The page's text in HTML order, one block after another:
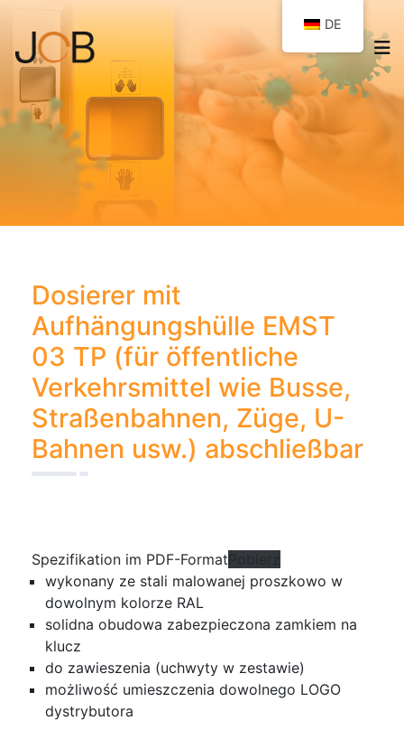
Dosierer mit
Aufhängungshülle EMST
03 TP (für öffentliche
Verkehrsmittel wie Busse,
Straßenbahnen, Züge, U-
Bahnen usw.) abschließbar
Spezifikation im PDF-Format
wykonany ze stali malowanej proszkowo w
dowolnym kolorze RAL
solidna obudowa zabezpieczona zamkiem na
klucz
do zawieszenia (uchwyty w zestawie)
możliwość umieszczenia dowolnego LOGO
dystrybutora
DE